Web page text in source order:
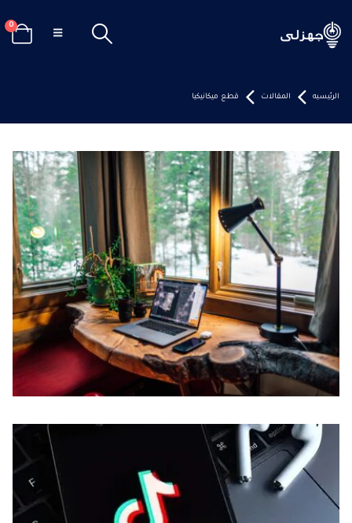
0
الرئيسيه المقالات قطع ميكانيكيا